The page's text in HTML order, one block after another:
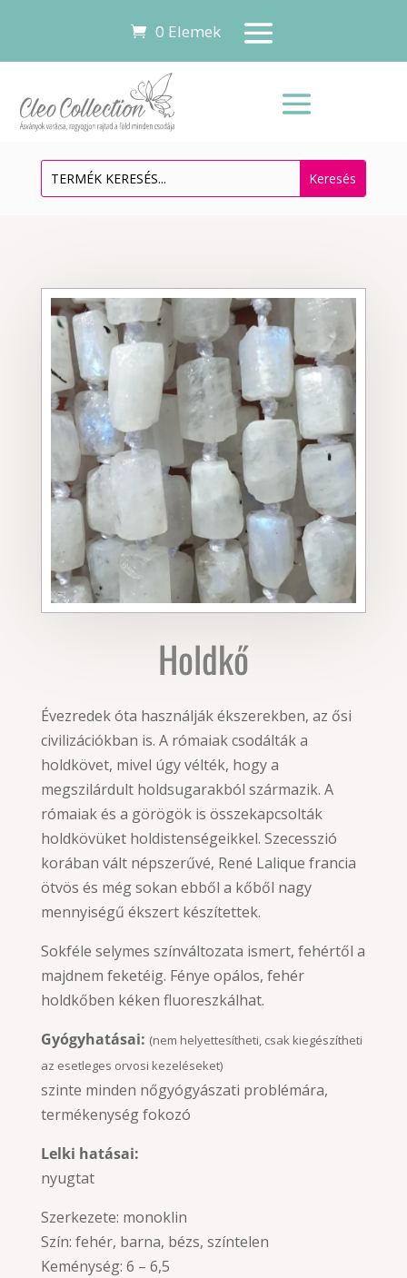
0 Elemek
Holdkő
Évezredek óta használják ékszerekben, az ősi
civilizációkban is. A rómaiak csodálták a
holdkövet, mivel úgy vélték, hogy a
megszilárdult holdsugarakból származik. A
rómaiak és a görögök is összekapcsolták
holdkövüket holdistenségeikkel. Szecesszió
korában vált népszerűvé, René Lalique francia
ötvös és még sokan ebből a kőből nagy
mennyiségű ékszert készítettek.
Sokféle selymes színváltozata ismert, fehértől a
majdnem feketéig. Fénye opálos, fehér
holdkőben kéken fluoreszkálhat.
Gyógyhatásai: (nem helyettesítheti, csak kiegészítheti
az esetleges orvosi kezeléseket)
szinte minden nőgyógyászati problémára,
termékenység fokozó
Lelki hatásai:
nyugtat
Szerkezete: monoklin
Szín: fehér, barna, bézs, színtelen
Keménység: 6 – 6,5